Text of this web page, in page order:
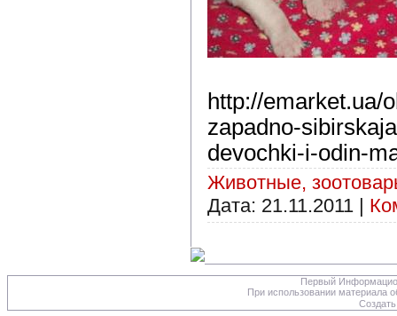
http://emarket.ua/
zapadno-
devochki-i-odin-
Животные,
Дата: 21.11.2011 |
Первый
При использовании материала